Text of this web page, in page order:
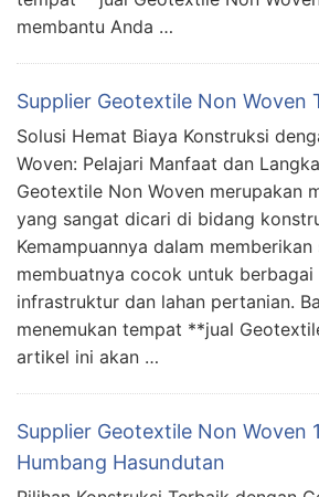
membantu Anda …
Supplier Geotextile Non Woven
Solusi Hemat Biaya Konstruksi
Woven: Pelajari Manfaat dan
Geotextile Non Woven merupakan
yang sangat dicari di bidang
Kemampuannya dalam
membuatnya cocok untuk
infrastruktur dan lahan pertanian.
menemukan tempat **jual
artikel ini akan …
Supplier Geotextile Non Woven
Humbang Hasundutan